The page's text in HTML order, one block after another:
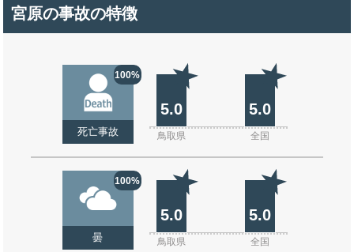
宮原の事故の特徴
100%
死亡事故
5.0 5.0
鳥取県 全国
100%
曇
5.0 5.0
鳥取県 全国